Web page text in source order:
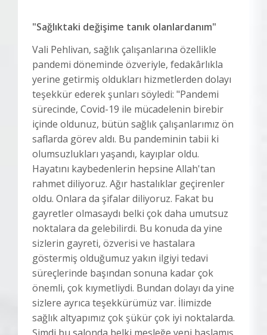
"Sağlıktaki değişime tanık olanlardanım"
Vali Pehlivan, sağlık çalışanlarına özellikle
pandemi döneminde özveriyle, fedakârlıkla
yerine getirmiş oldukları hizmetlerden dolayı
teşekkür ederek şunları söyledi: "Pandemi
sürecinde, Covid-19 ile mücadelenin birebir
içinde oldunuz, bütün sağlık çalışanlarımız ön
saflarda görev aldı. Bu pandeminin tabii ki
olumsuzlukları yaşandı, kayıplar oldu.
Hayatını kaybedenlerin hepsine Allah'tan
rahmet diliyoruz. Ağır hastalıklar geçirenler
oldu. Onlara da şifalar diliyoruz. Fakat bu
gayretler olmasaydı belki çok daha umutsuz
noktalara da gelebilirdi. Bu konuda da yine
sizlerin gayreti, özverisi ve hastalara
göstermiş olduğumuz yakın ilgiyi tedavi
süreçlerinde başından sonuna kadar çok
önemli, çok kıymetliydi. Bundan dolayı da yine
sizlere ayrıca teşekkürümüz var. İlimizde
sağlık altyapımız çok şükür çok iyi noktalarda.